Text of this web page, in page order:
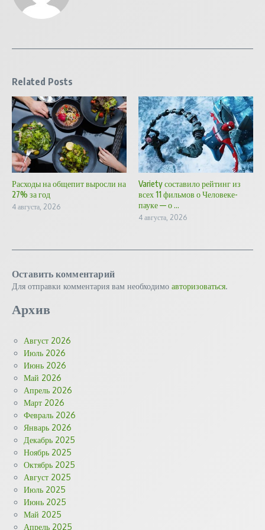
Related Posts
Расходы на общепит выросли на
27% за год
4 августа, 2026
Variety составило рейтинг из
всех 11 фильмов о Человеке-
пауке — о ...
4 августа, 2026
Оставить комментарий
Для отправки комментария вам необходимо авторизоваться.
Архив
Август 2026
Июль 2026
Июнь 2026
Май 2026
Апрель 2026
Март 2026
Февраль 2026
Январь 2026
Декабрь 2025
Ноябрь 2025
Октябрь 2025
Август 2025
Июль 2025
Июнь 2025
Май 2025
Апрель 2025